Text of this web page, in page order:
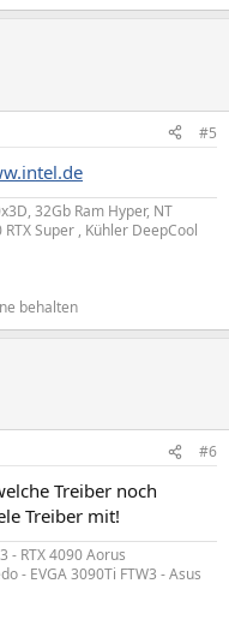
#5
32Gb Ram Hyper, NT
Super , Kühler DeepCool
behalten
#6
Treiber noch
Treiber mit!
- RTX 4090 Aorus
- EVGA 3090Ti FTW3 - Asus